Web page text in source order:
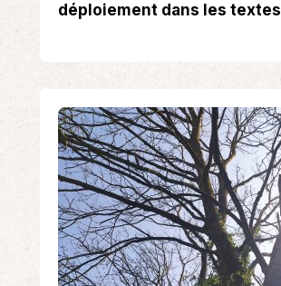
déploiement dans les textes